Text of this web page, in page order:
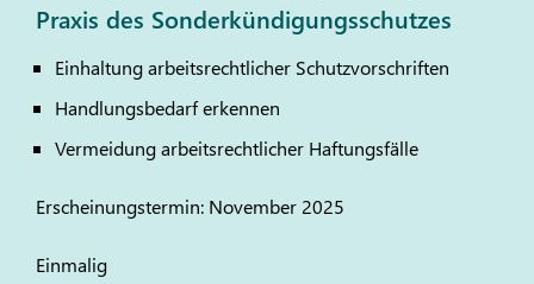
Praxis des Sonderkündigungsschutzes
Einhaltung arbeitsrechtlicher Schutzvorschriften
Handlungsbedarf erkennen
Vermeidung arbeitsrechtlicher Haftungsfälle
Erscheinungstermin: November 2025
Einmalig